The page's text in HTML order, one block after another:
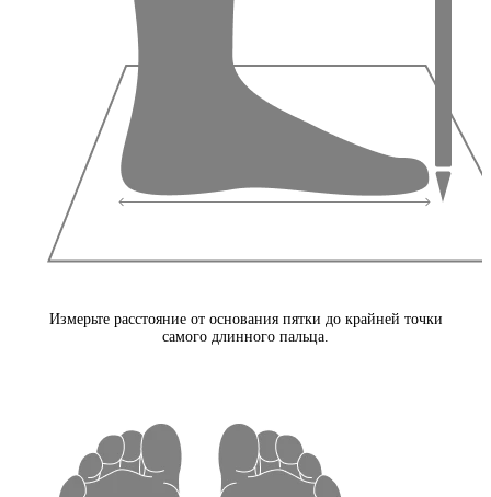
Измерьте расстояние от основания пятки до крайней точки
самого длинного пальца.